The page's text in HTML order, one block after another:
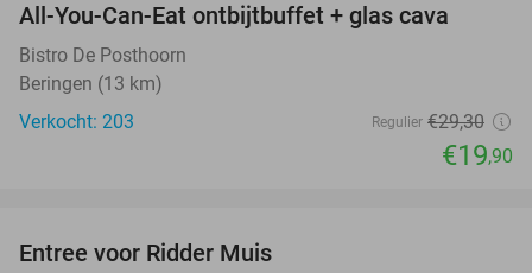
All-You-Can-Eat ontbijtbuffet + glas cava
Bistro De Posthoorn
Beringen (13 km)
Verkocht: 203
Regulier €29,30
€19,90
Entree voor Ridder Muis